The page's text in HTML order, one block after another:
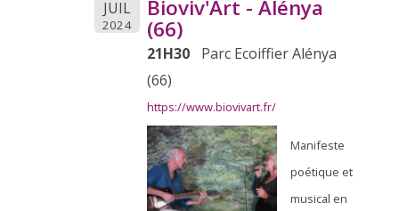
JUIL
2024
Bioviv'Art - Alénya
(66)
21H30
Parc Ecoiffier Alénya
(66)
https://www.biovivart.fr/
Manifeste
poétique et
musical en